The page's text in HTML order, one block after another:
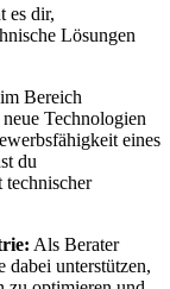
es dir,
Lösungen
Bereich
Technologien
eines
du
Als Berater
dabei unterstützen,